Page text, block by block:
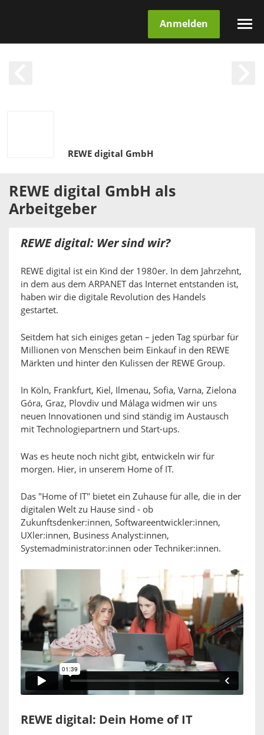
Anmelden
REWE digital GmbH
REWE digital GmbH als
Arbeitgeber
REWE digital: Wer sind wir?
REWE digital ist ein Kind der 1980er. In dem Jahrzehnt,
in dem aus dem ARPANET das Internet entstanden ist,
haben wir die digitale Revolution des Handels
gestartet.
Seitdem hat sich einiges getan – jeden Tag spürbar für
Millionen von Menschen beim Einkauf in den REWE
Märkten und hinter den Kulissen der REWE Group.
In Köln, Frankfurt, Kiel, Ilmenau, Sofia, Varna, Zielona
Góra, Graz, Plovdiv und Málaga widmen wir uns
neuen Innovationen und sind ständig im Austausch
mit Technologiepartnern und Start-ups.
Was es heute noch nicht gibt, entwickeln wir für
morgen. Hier, in unserem Home of IT.
Das "Home of IT" bietet ein Zuhause für alle, die in der
digitalen Welt zu Hause sind - ob
Zukunftsdenker:innen, Softwareentwickler:innen,
UXler:innen, Business Analyst:innen,
Systemadministrator:innen oder Techniker:innen.
REWE digital: Dein Home of IT